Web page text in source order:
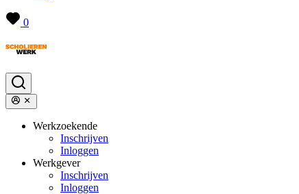
0
Werkzoekende
Inschrijven
Inloggen
Werkgever
Inschrijven
Inloggen